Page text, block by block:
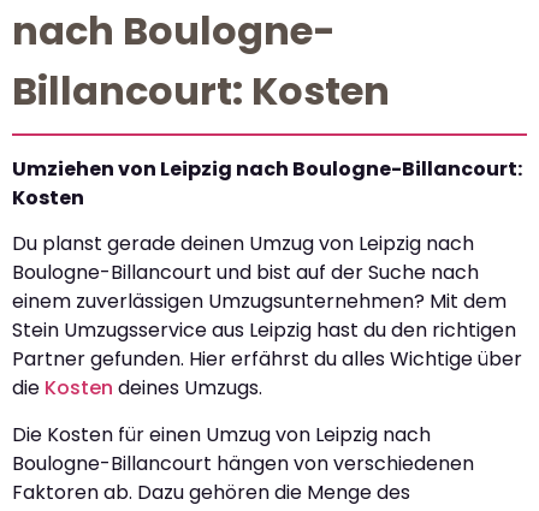
nach Boulogne-
Billancourt: Kosten
Umziehen von Leipzig nach Boulogne-Billancourt:
Kosten
Du planst gerade deinen Umzug von Leipzig nach
Boulogne-Billancourt und bist auf der Suche nach
einem zuverlässigen Umzugsunternehmen? Mit dem
Stein Umzugsservice aus Leipzig hast du den richtigen
Partner gefunden. Hier erfährst du alles Wichtige über
die Kosten deines Umzugs.
Die Kosten für einen Umzug von Leipzig nach
Boulogne-Billancourt hängen von verschiedenen
Faktoren ab. Dazu gehören die Menge des